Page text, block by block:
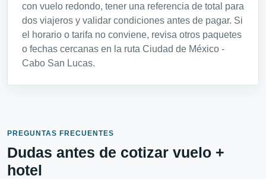
con vuelo redondo, tener una referencia de total para
dos viajeros y validar condiciones antes de pagar. Si
el horario o tarifa no conviene, revisa otros paquetes
o fechas cercanas en la ruta Ciudad de México -
Cabo San Lucas.
PREGUNTAS FRECUENTES
Dudas antes de cotizar vuelo +
hotel